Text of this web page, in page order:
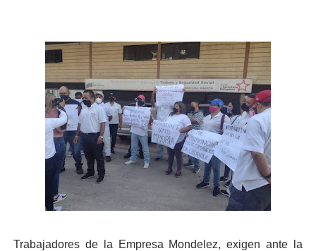
Trabajadores de la Empresa Mondelez, exigen ante la